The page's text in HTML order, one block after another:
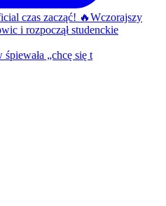
„chcę się t